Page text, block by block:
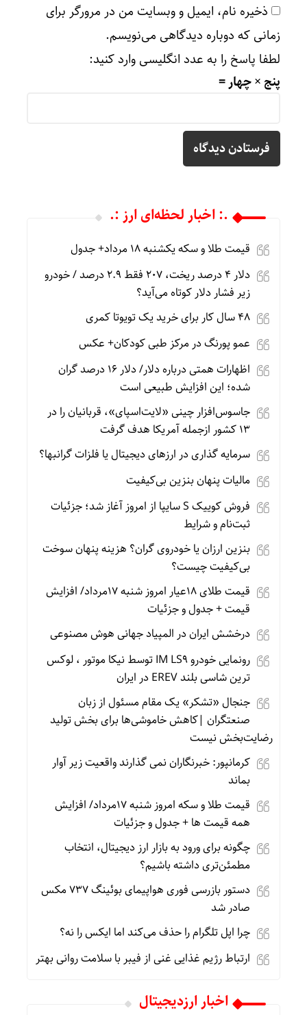
ذخیره نام، ایمیل و وبسایت من در مرورگر برای
زمانی که دوباره دیدگاهی می‌نویسم.
لطفا پاسخ را به عدد انگلیسی وارد کنید:
پنج × چهار =
.: اخبار لحظه‌ای ارز :.
قیمت طلا و سکه یکشنبه 18 مرداد+ جدول
دلار ۴ درصد ریخت، ۲۰۷ فقط ۲.۹ درصد / خودرو
زیر فشار دلار کوتاه می‌آید؟
۴۸ سال کار برای خرید یک تویوتا کمری
عمو پورنگ در مرکز طبی کودکان+ عکس
اظهارات همتی درباره دلار/ دلار ۱۶ درصد گران
شده؛ این افزایش طبیعی است
جاسوس‌افزار چینی «لایت‌اسپای»، قربانیان را در
۱۳ کشور ازجمله آمریکا هدف گرفت
سرمایه گذاری در ارزهای دیجیتال یا فلزات گرانبها؟
مالیات پنهان بنزین بی‌کیفیت
فروش کوییک S سایپا از امروز آغاز شد؛ جزئیات
ثبت‌نام و شرایط
بنزین ارزان یا خودروی گران؟ هزینه پنهان سوخت
بی‌کیفیت چیست؟
قیمت طلای 18عیار امروز شنبه 17مرداد/ افزایش
قیمت + جدول و جزئیات
درخشش ایران در المپیاد جهانی هوش مصنوعی
رونمایی خودرو IM LS9 توسط نیکا موتور ، لوکس
ترین شاسی بلند EREV در ایران
جنجال «تشکر» یک مقام مسئول از زبان
صنعتگران |کاهش خاموشی‌ها برای بخش تولید
رضایت‌بخش نیست
کرمانپور: خبرنگاران نمی گذارند واقعیت زیر آوار
بماند
قیمت طلا و سکه امروز شنبه 17مرداد/ افزایش
همه قیمت ها + جدول و جزئیات
چگونه برای ورود به بازار ارز دیجیتال، انتخاب
مطمئن‌تری داشته باشیم؟
دستور بازرسی فوری هواپیمای بوئینگ ۷۳۷ مکس
صادر شد
چرا اپل تلگرام را حذف می‌کند اما ایکس را نه؟
ارتباط رژیم غذایی غنی از فیبر با سلامت روانی بهتر
اخبار ارزدیجیتال